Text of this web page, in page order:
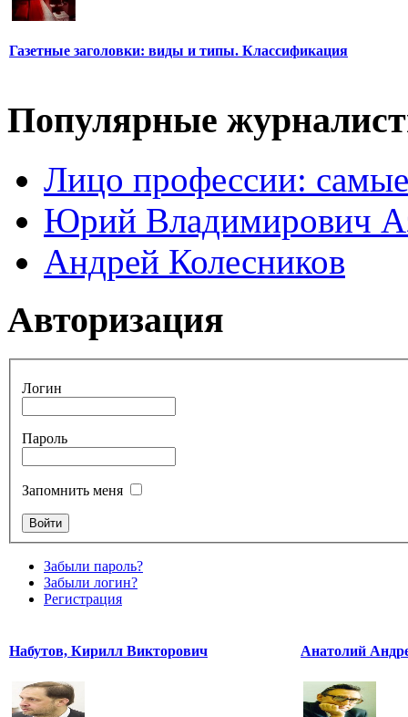
Газетные заголовки: виды и типы. Классификация
Популярные
Лицо профессии:
Юрий Владимирович
Андрей Колесников
Авторизация
Логин
Пароль
Запомнить меня
Забыли пароль?
Забыли логин?
Регистрация
Набутов, Кирилл Викторович Анатолий